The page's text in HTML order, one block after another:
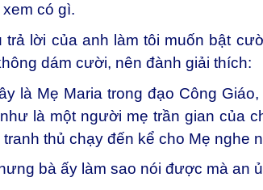
có gì.
trả lời của anh làm tôi muốn bật
dám cười, nên đành giải thích:
là Mẹ Maria trong đạo Công
là một người mẹ trần gian của
tranh thủ chạy đến kể cho Mẹ
bà ấy làm sao nói được mà an